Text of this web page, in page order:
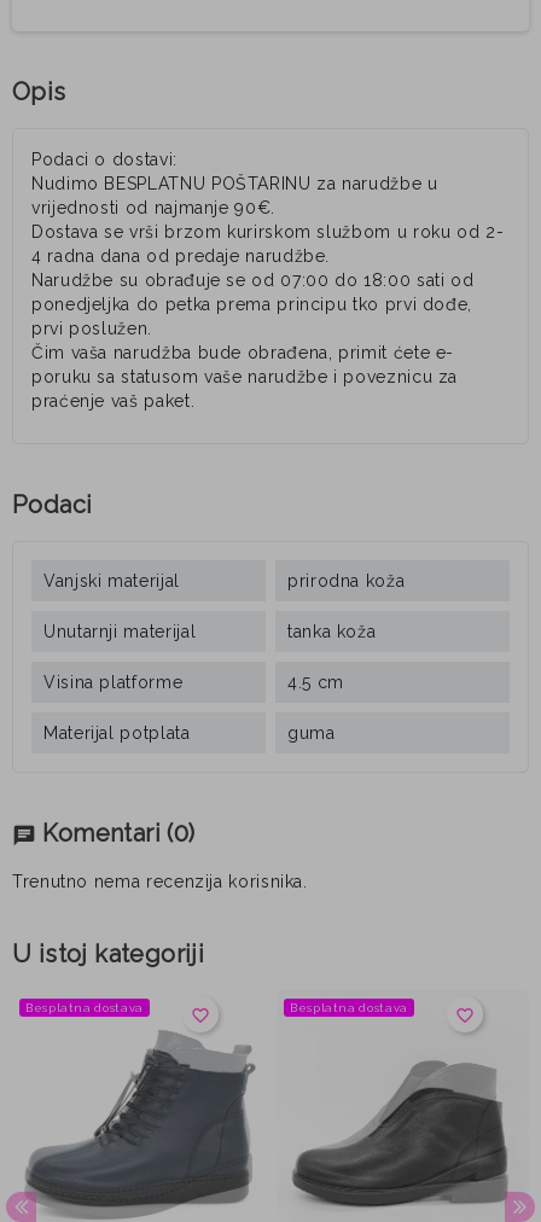
Opis
Podaci o dostavi:
Nudimo BESPLATNU POŠTARINU za narudžbe u
vrijednosti od najmanje 90€.
Dostava se vrši brzom kurirskom službom u roku od 2-
4 radna dana od predaje narudžbe.
Narudžbe su obrađuje se od 07:00 do 18:00 sati od
ponedjeljka do petka prema principu tko prvi dođe,
prvi poslužen.
Čim vaša narudžba bude obrađena, primit ćete e-
poruku sa statusom vaše narudžbe i poveznicu za
praćenje vaš paket.
Podaci
Vanjski materijal prirodna koža
Unutarnji materijal tanka koža
Visina platforme 4.5 cm
Materijal potplata guma
chat Komentari (0)
Trenutno nema recenzija korisnika.
U istoj kategoriji
favorite_border
Besplatna dostava favorite_border
Besplatna dostava